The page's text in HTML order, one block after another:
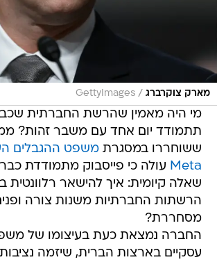
מארק צוקרברג /
GettyImages
מי היה מאמין שהרשת החברתית
תתמודד יום אחד עם משבר זהות?
ששוחררו במסגרתמשפט ההגבלים
Meta עולה כי פייסבוק מתמודדת
שאלה קיומית: איך להישאר רלוונטית
הרשתות החברתיות משנות צורה
מסחררת?
החברה נמצאת כעת בעיצומו של
עסקיים בארצות הברית, שיזמה